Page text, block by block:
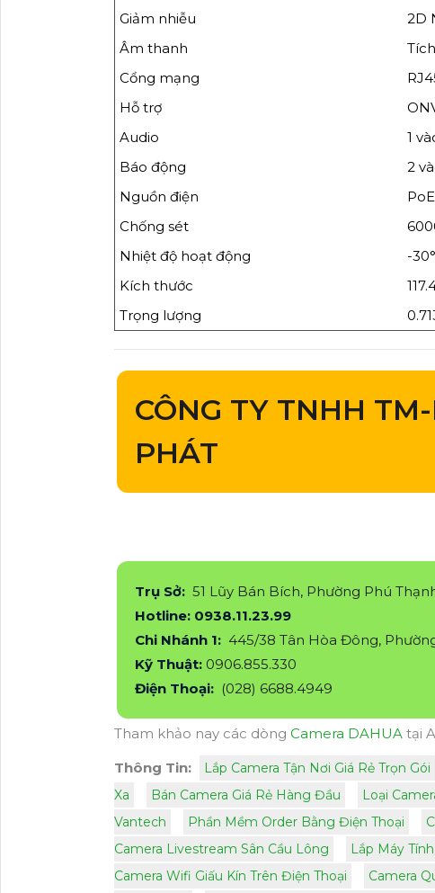
Giảm nhiễu
2D
Âm thanh
Cổng mạng
Hỗ trợ
Audio
1
Báo động
2
Nguồn điện
Chống sét
Nhiệt độ hoạt động
-
Kích thước
Trọng lượng
CÔNG TY TNHH
PHÁT
Trụ Sở: 51 Lũy Bán Bích, Phường Phú
Hotline: 0938.11.23.99
Chi Nhánh 1: 445/38 Tân Hòa Đông,
Kỹ Thuật: 0906.855.330
Điện Thoại: (028) 6688.4949
Tham khảo nay các dòng Camera DAHUA tại
Thông Tin:
Lắp Camera Tận Nơi Giá Rẻ Trọn Gói
Xa
Bán Camera Giá Rẻ Hàng Đầu Loại
Vantech
Phần Mềm Order Bằng Điện Thoại
Camera Livestream Sân Cầu Lông
Lắp Máy
Camera Wifi Giấu Kín Trên Điện Thoại
Camera